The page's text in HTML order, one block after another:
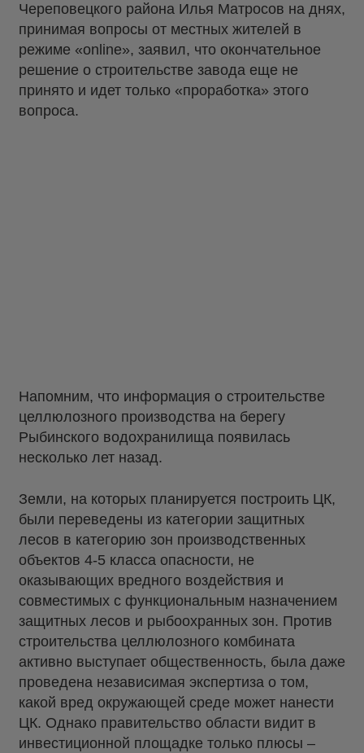
Череповецкого района Илья Матросов на днях,
принимая вопросы от местных жителей в
режиме «online», заявил, что окончательное
решение о строительстве завода еще не
принято и идет только «проработка» этого
вопроса.
Напомним, что информация о строительстве
целлюлозного производства на берегу
Рыбинского водохранилища появилась
несколько лет назад.
Земли, на которых планируется построить ЦК,
были переведены из категории защитных
лесов в категорию зон производственных
объектов 4-5 класса опасности, не
оказывающих вредного воздействия и
совместимых с функциональным назначением
защитных лесов и рыбоохранных зон. Против
строительства целлюлозного комбината
активно выступает общественность, была даже
проведена независимая экспертиза о том,
какой вред окружающей среде может нанести
ЦК. Однако правительство области видит в
инвестиционной площадке только плюсы –